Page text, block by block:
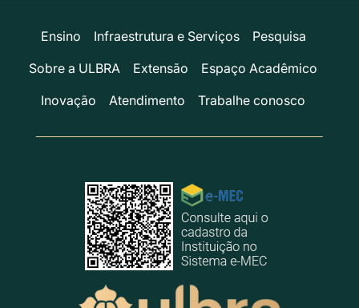
Ensino Infraestrutura e Serviços
Pesquisa
Sobre a ULBRA
Extensão
Espaço Acadêmico
Inovação
Atendimento Trabalhe conosco